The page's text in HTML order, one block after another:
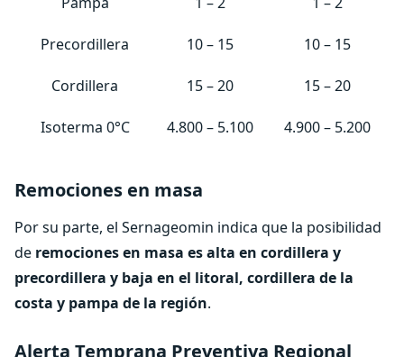
Precordillera 10 – 15 10 – 15
Cordillera 15 – 20 15 – 20
Isoterma 0°C 4.800 – 5.100 4.900 – 5.200
Remociones en masa
Por su parte, el Sernageomin indica que la posibilidad
de remociones en masa es alta en cordillera y
precordillera y baja en el litoral, cordillera de la
costa y pampa de la región.
Alerta Temprana Preventiva Regional